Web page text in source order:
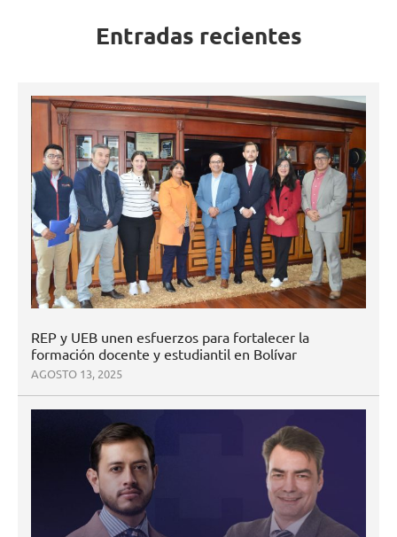
Entradas recientes
REP y UEB unen esfuerzos para fortalecer la
formación docente y estudiantil en Bolívar
AGOSTO 13, 2025